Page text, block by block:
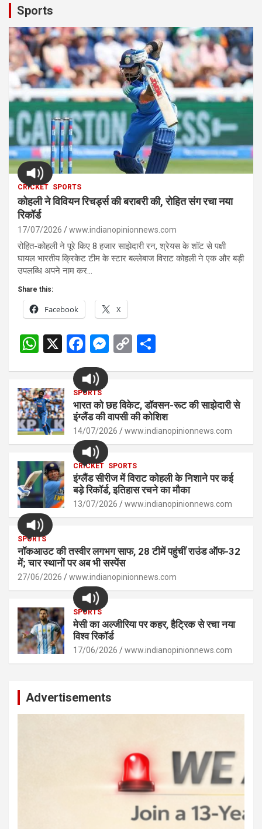
Sports
CRICKET SPORTS
कोहली ने विवियन रिचर्ड्स की बराबरी की, रोहित संग रचा नया
रिकॉर्ड
17/07/2026 www.indianopinionnews.com
रोहित-कोहली ने पूरे किए 8 हजार साझेदारी रन, श्रेयस के शॉट से पक्षी
घायल भारतीय क्रिकेट टीम के स्टार बल्लेबाज विराट कोहली ने एक और बड़ी
उपलब्धि अपने नाम कर…
Share this:
Facebook X
W
s
A
p
p
X
F
a
ce
b
o
o
k
M
n
g
er
C
Li
n
k
e
SPORTS
भारत को छह विकेट, डॉवसन-रूट की साझेदारी से
इंग्लैंड की वापसी की कोशिश
14/07/2026 www.indianopinionnews.com
CRICKET SPORTS
इंग्लैंड सीरीज में विराट कोहली के निशाने पर कई
बड़े रिकॉर्ड, इतिहास रचने का मौका
13/07/2026 www.indianopinionnews.com
SPORTS
नॉकआउट की तस्वीर लगभग साफ, 28 टीमें पहुंचीं राउंड ऑफ-32
में; चार स्थानों पर अब भी सस्पेंस
27/06/2026 www.indianopinionnews.com
SPORTS
मेसी का अल्जीरिया पर कहर, हैट्रिक से रचा नया
विश्व रिकॉर्ड
17/06/2026 www.indianopinionnews.com
Advertisements